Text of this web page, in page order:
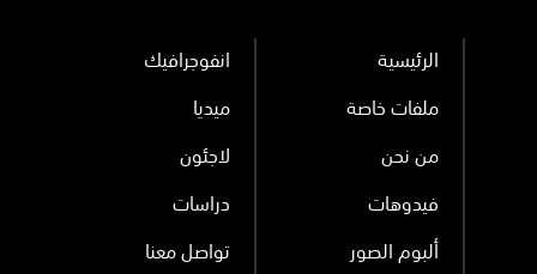
الرئيسية انفوجرافيك
ملفات خاصة ميديا
من نحن لاجئون
فيدوهات دراسات
ألبوم الصور تواصل معنا